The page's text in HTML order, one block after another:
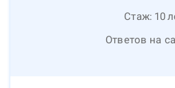
Стаж: 10
Ответов на